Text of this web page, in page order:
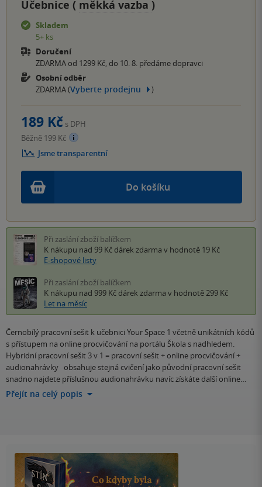
Učebnice ( měkká vazba )
Skladem
5+ ks
Doručení
ZDARMA od 1299 Kč, do 10. 8. předáme dopravci
Osobní odběr
ZDARMA (Vyberte prodejnu )
Do košíku
189 Kč s DPH
Běžně 199 Kč
Jsme transparentní
Při zaslání zboží balíčkem
K nákupu nad 99 Kč dárek zdarma v hodnotě 19 Kč
E-shopové listy
Při zaslání zboží balíčkem
K nákupu nad 999 Kč dárek zdarma v hodnotě 299 Kč
Let na měsíc
Černobílý pracovní sešit k učebnici Your Space 1 včetně unikátních kódů
s přístupem na online procvičování na portálu Škola s nadhledem.
Hybridní pracovní sešit 3 v 1 = pracovní sešit + online procvičování +
audionahrávky obsahuje stejná cvičení jako původní pracovní sešit
snadno najdete příslušnou audionahrávku navíc získáte další online…
Přejít na celý popis